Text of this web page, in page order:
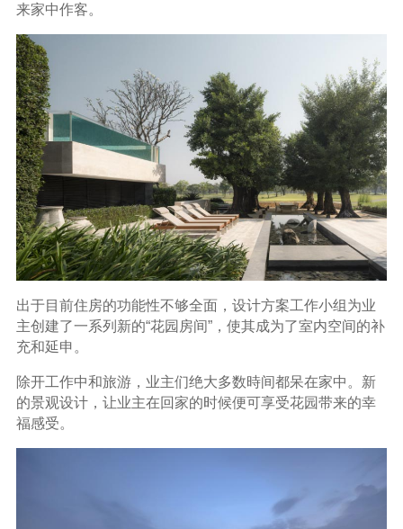
来家中作客。
出于目前住房的功能性不够全面，设计方案工作小组为业
主创建了一系列新的“花园房间”，使其成为了室内空间的补
充和延申。
除开工作中和旅游，业主们绝大多数時间都呆在家中。新
的景观设计，让业主在回家的时候便可享受花园带来的幸
福感受。